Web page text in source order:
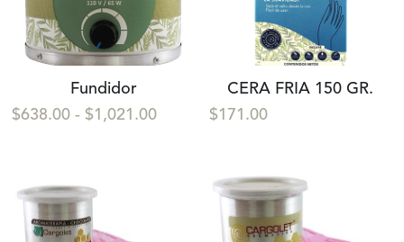
Fundidor
$638.00 - $1,021.00
CERA FRIA 150 GR.
$171.00